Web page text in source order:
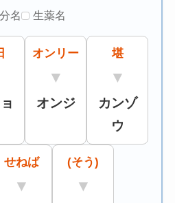
名 生薬名
オンリー
▼
オンジ
堪
▼
カンゾ
ウ
せねば
▼
(そう)
▼